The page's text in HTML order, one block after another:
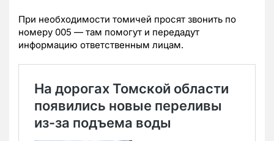
При необходимости томичей просят звонить по
номеру 005 — там помогут и передадут
информацию ответственным лицам.